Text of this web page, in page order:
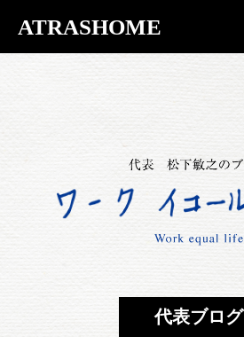
ATRASHOME
代表ブログ